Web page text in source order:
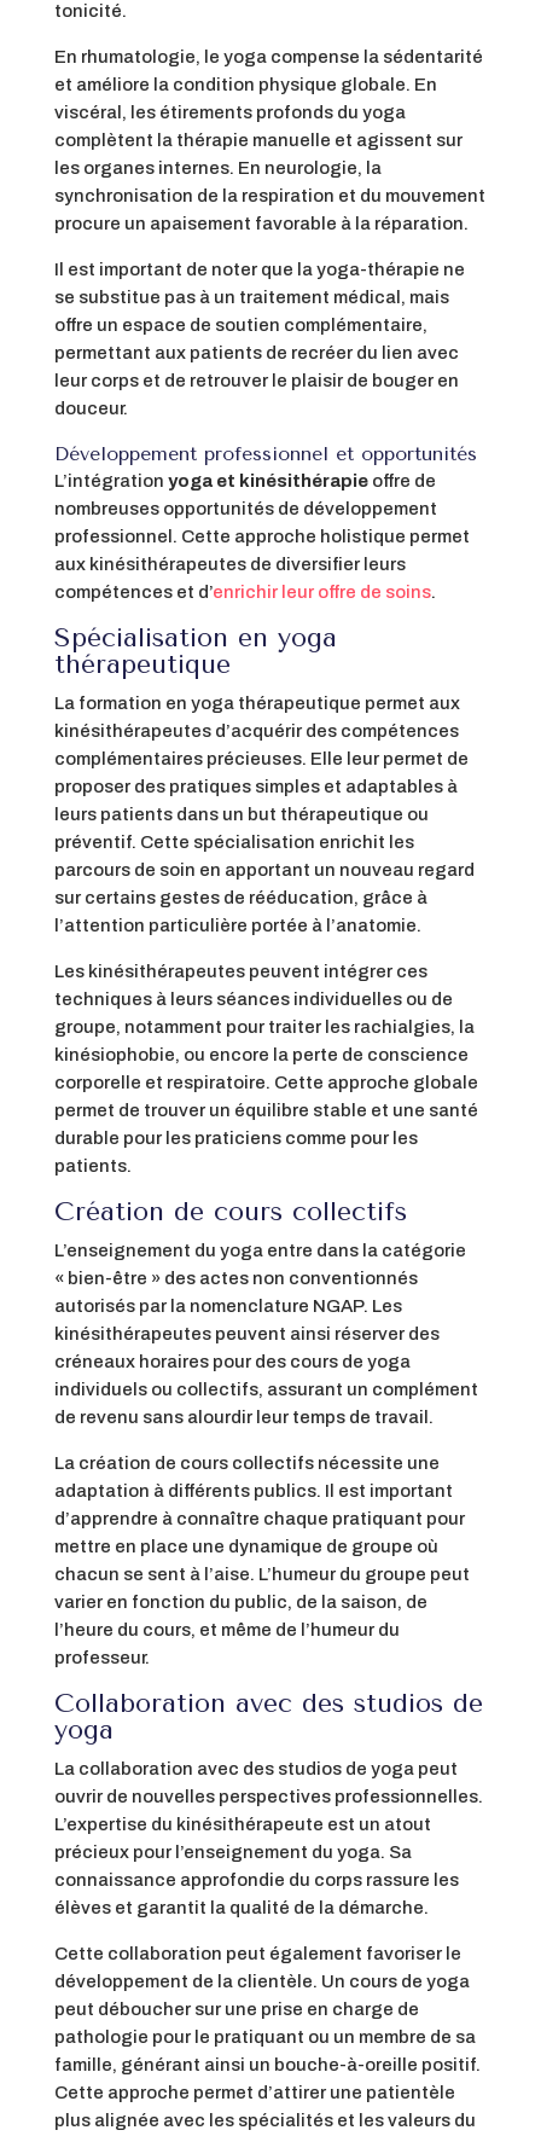
tonicité.
En rhumatologie, le yoga compense la sédentarité
et améliore la condition physique globale. En
viscéral, les étirements profonds du yoga
complètent la thérapie manuelle et agissent sur
les organes internes. En neurologie, la
synchronisation de la respiration et du mouvement
procure un apaisement favorable à la réparation.
Il est important de noter que la yoga-thérapie ne
se substitue pas à un traitement médical, mais
offre un espace de soutien complémentaire,
permettant aux patients de recréer du lien avec
leur corps et de retrouver le plaisir de bouger en
douceur.
Développement professionnel et opportunités
L’intégration yoga et kinésithérapieoffre de
nombreuses opportunités de développement
professionnel. Cette approche holistique permet
aux kinésithérapeutes de diversifier leurs
compétences et d’enrichir leur offre de soins.
Spécialisation en yoga
thérapeutique
La formation en yoga thérapeutique permet aux
kinésithérapeutes d’acquérir des compétences
complémentaires précieuses. Elle leur permet de
proposer des pratiques simples et adaptables à
leurs patients dans un but thérapeutique ou
préventif. Cette spécialisation enrichit les
parcours de soin en apportant un nouveau regard
sur certains gestes de rééducation, grâce à
l’attention particulière portée à l’anatomie.
Les kinésithérapeutes peuvent intégrer ces
techniques à leurs séances individuelles ou de
groupe, notamment pour traiter les rachialgies, la
kinésiophobie, ou encore la perte de conscience
corporelle et respiratoire. Cette approche globale
permet de trouver un équilibre stable et une santé
durable pour les praticiens comme pour les
patients.
Création de cours collectifs
L’enseignement du yoga entre dans la catégorie
« bien-être » des actes non conventionnés
autorisés par la nomenclature NGAP. Les
kinésithérapeutes peuvent ainsi réserver des
créneaux horaires pour des cours de yoga
individuels ou collectifs, assurant un complément
de revenu sans alourdir leur temps de travail.
La création de cours collectifs nécessite une
adaptation à différents publics. Il est important
d’apprendre à connaître chaque pratiquant pour
mettre en place une dynamique de groupe où
chacun se sent à l’aise. L’humeur du groupe peut
varier en fonction du public, de la saison, de
l’heure du cours, et même de l’humeur du
professeur.
Collaboration avec des studios de
yoga
La collaboration avec des studios de yoga peut
ouvrir de nouvelles perspectives professionnelles.
L’expertise du kinésithérapeute est un atout
précieux pour l’enseignement du yoga. Sa
connaissance approfondie du corps rassure les
élèves et garantit la qualité de la démarche.
Cette collaboration peut également favoriser le
développement de la clientèle. Un cours de yoga
peut déboucher sur une prise en charge de
pathologie pour le pratiquant ou un membre de sa
famille, générant ainsi un bouche-à-oreille positif.
Cette approche permet d’attirer une patientèle
plus alignée avec les spécialités et les valeurs du